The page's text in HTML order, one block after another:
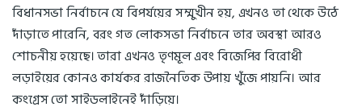
বিধানসভা নির্বাচনে যে বিপর্যয়ের সম্মুখীন হয়, এখনও তা থেকে উঠে
দাঁড়াতে পারেনি, বরং গত লোকসভা নির্বাচনে তার অবস্থা আরও
শোচনীয় হয়েছে। তারা এখনও তৃণমূল এবং বিজেপির বিরোধী
লড়াইয়ের কোনও কার্যকর রাজনৈতিক উপায় খুঁজে পায়নি। আর
কংগ্রেস তো সাইডলাইনেই দাঁড়িয়ে।